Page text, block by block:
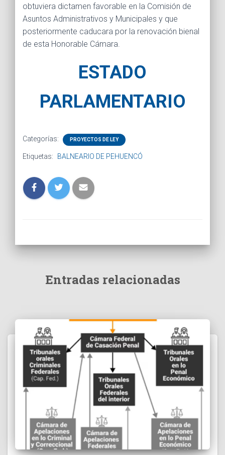
obtuviera dictamen favorable en la Comisión de
Asuntos Administrativos y Municipales y que
posteriormente caducara por la renovación bienal
de esta Honorable Cámara.
ESTADO
PARLAMENTARIO
Categorías: PROYECTOS DE LEY
Etiquetas: BALNEARIO DE PEHUENCÓ
Entradas relacionadas